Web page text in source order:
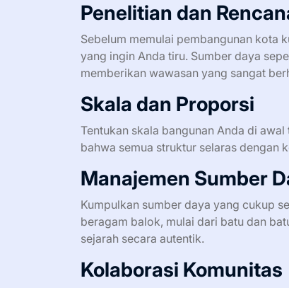
Penelitian dan
Sebelum memulai pembangunan kota
yang ingin Anda tiru. Sumber daya
memberikan wawasan yang sangat
Skala dan Proporsi
Tentukan skala bangunan Anda di
bahwa semua struktur selaras dengan
Manajemen Sumber
Kumpulkan sumber daya yang cukup
beragam balok, mulai dari batu dan
sejarah secara autentik.
Kolaborasi Komunitas